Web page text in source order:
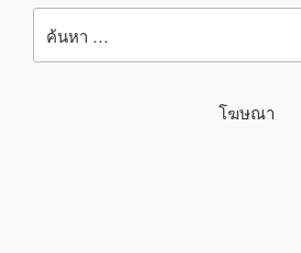
ค้นหา:
โฆษณา